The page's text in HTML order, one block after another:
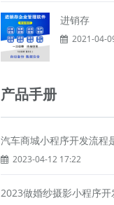
进销存
2021-04-
产品手册
汽车商城小程序开发流程
2023-04-12 17:22
2023做婚纱摄影小程序开